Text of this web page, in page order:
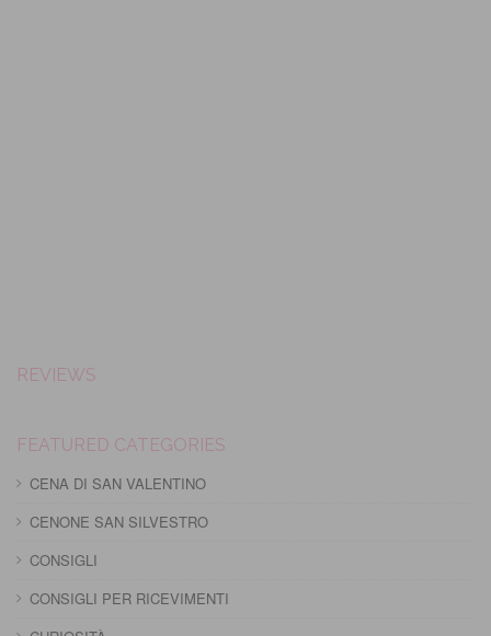
REVIEWS
FEATURED CATEGORIES
CENA DI SAN VALENTINO
CENONE SAN SILVESTRO
CONSIGLI
CONSIGLI PER RICEVIMENTI